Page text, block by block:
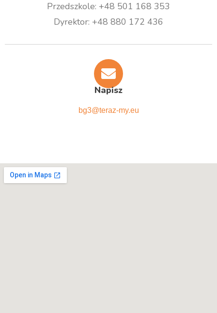
Przedszkole: +48 501 168 353
Dyrektor: +48 880 172 436
Napisz
bg3@teraz-my.eu